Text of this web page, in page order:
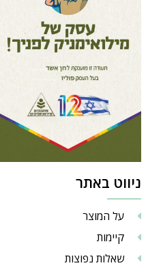
ניווט באתר
על המוצר
קיימות
שאלות נפוצות